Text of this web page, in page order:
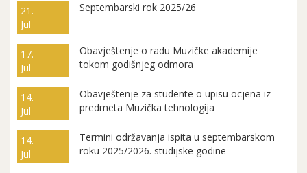
21.
Jul
Septembarski rok 2025/26
17.
Jul
Obavještenje o radu Muzičke akademije
tokom godišnjeg odmora
14.
Jul
Obavještenje za studente o upisu ocjena iz
predmeta Muzička tehnologija
14.
Jul
Termini održavanja ispita u septembarskom
roku 2025/2026. studijske godine